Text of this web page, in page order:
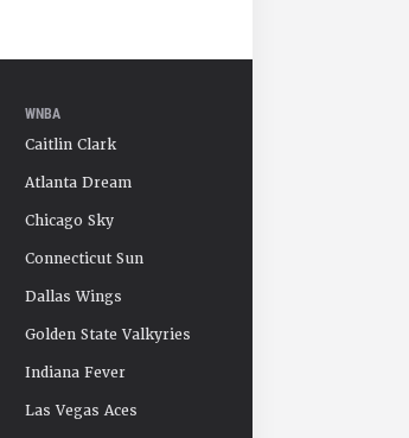
WNBA
Caitlin Clark
Atlanta Dream
Chicago Sky
Connecticut Sun
Dallas Wings
Golden State Valkyries
Indiana Fever
Las Vegas Aces